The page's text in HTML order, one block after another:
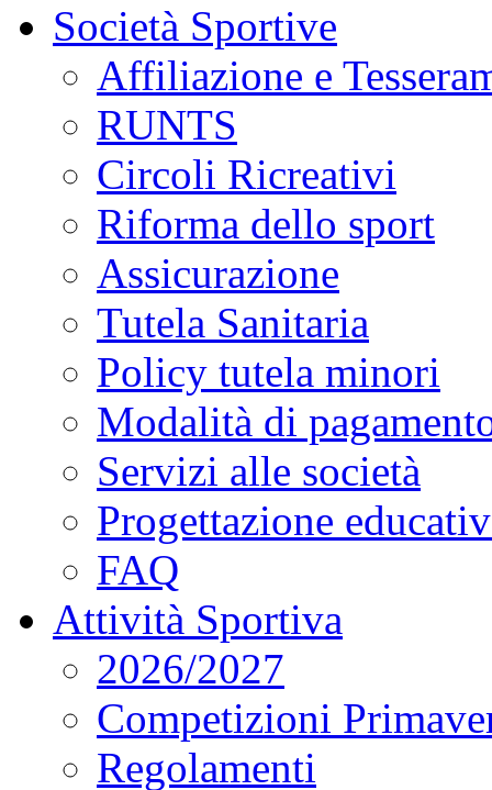
Società Sportive
Affiliazione e
RUNTS
Circoli Ricreativi
Riforma dello sport
Assicurazione
Tutela Sanitaria
Policy tutela minori
Modalità di
Servizi alle società
Progettazione
FAQ
Attività Sportiva
2026/2027
Competizioni
Regolamenti